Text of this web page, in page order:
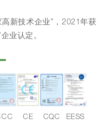
新技术企业”，2021年获
业认定。
CE CQC EESS